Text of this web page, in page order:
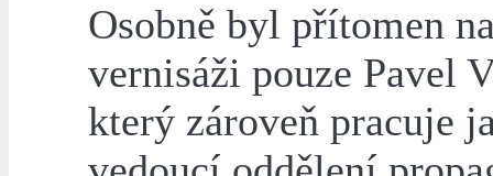
Osobně byl přítomen
vernisáži pouze Pavel
který zároveň pracuje